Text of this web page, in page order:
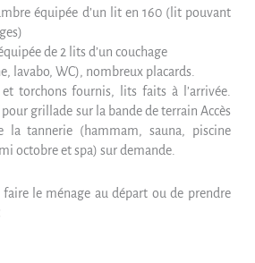
équipée d’un lit en 160 (lit pouvant
de 2 lits d’un couchage
lavabo, WC), nombreux placards.
torchons fournis, lits faits à l’arrivée.
grillade sur la bande de terrain Accès
la tannerie (hammam, sauna, piscine
octobre et spa) sur demande.
le ménage au départ ou de prendre